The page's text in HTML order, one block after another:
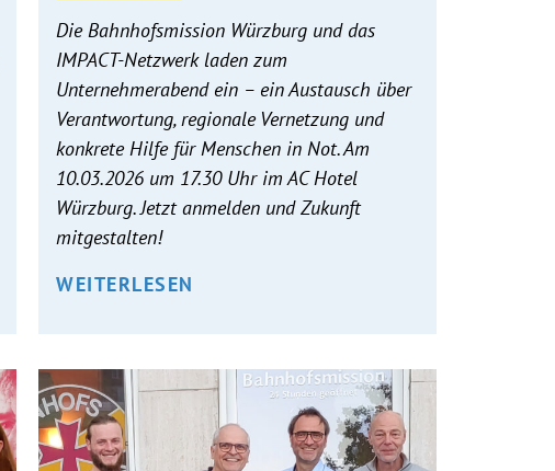
Die Bahnhofsmission Würzburg und das
IMPACT-Netzwerk laden zum
Unternehmerabend ein – ein Austausch über
Verantwortung, regionale Vernetzung und
konkrete Hilfe für Menschen in Not. Am
10.03.2026 um 17.30 Uhr im AC Hotel
Würzburg. Jetzt anmelden und Zukunft
mitgestalten!
WEITERLESEN